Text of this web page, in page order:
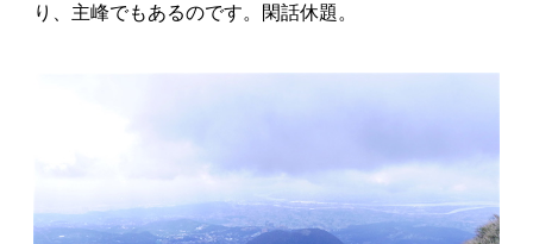
り、主峰でもあるのです。閑話休題。